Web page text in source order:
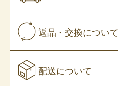
返品・交換について
配送について